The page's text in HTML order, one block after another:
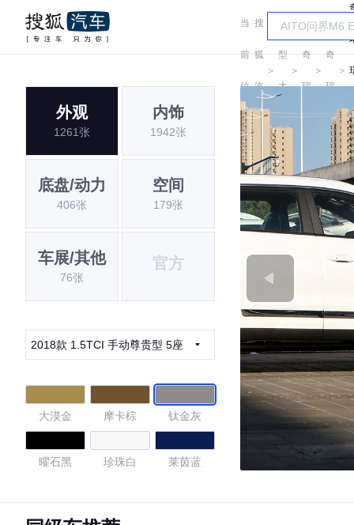
当
前
位
置:
搜
狐
汽
车
＞
车
型
大
全
＞
奇
瑞
＞
奇
瑞
＞
8
外观
1261张
内饰
1942张
底盘/动力
406张
空间
179张
车展/其他
76张
官方
2018款 1.5TCI 手动尊贵型 5座
大漠金 摩卡棕 钛金灰
曜石黑 珍珠白 莱茵蓝